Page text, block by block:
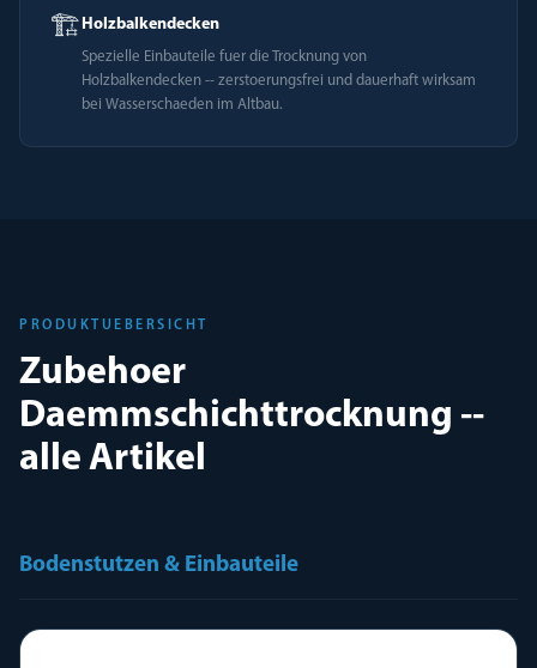
🏗️ Holzbalkendecken
Spezielle Einbauteile fuer die Trocknung von
Holzbalkendecken -- zerstoerungsfrei und dauerhaft wirksam
bei Wasserschaeden im Altbau.
PRODUKTUEBERSICHT
Zubehoer
Daemmschichttrocknung --
alle Artikel
Bodenstutzen & Einbauteile